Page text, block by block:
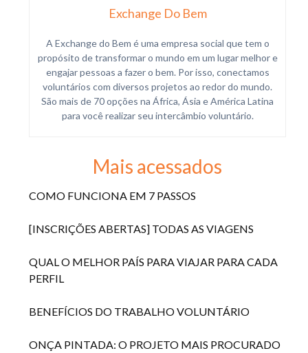
Exchange Do Bem
A Exchange do Bem é uma empresa social que tem o
propósito de transformar o mundo em um lugar melhor e
engajar pessoas a fazer o bem. Por isso, conectamos
voluntários com diversos projetos ao redor do mundo.
São mais de 70 opções na África, Ásia e América Latina
para você realizar seu intercâmbio voluntário.
Mais acessados
COMO FUNCIONA EM 7 PASSOS
[INSCRIÇÕES ABERTAS] TODAS AS VIAGENS
QUAL O MELHOR PAÍS PARA VIAJAR PARA CADA
PERFIL
BENEFÍCIOS DO TRABALHO VOLUNTÁRIO
ONÇA PINTADA: O PROJETO MAIS PROCURADO